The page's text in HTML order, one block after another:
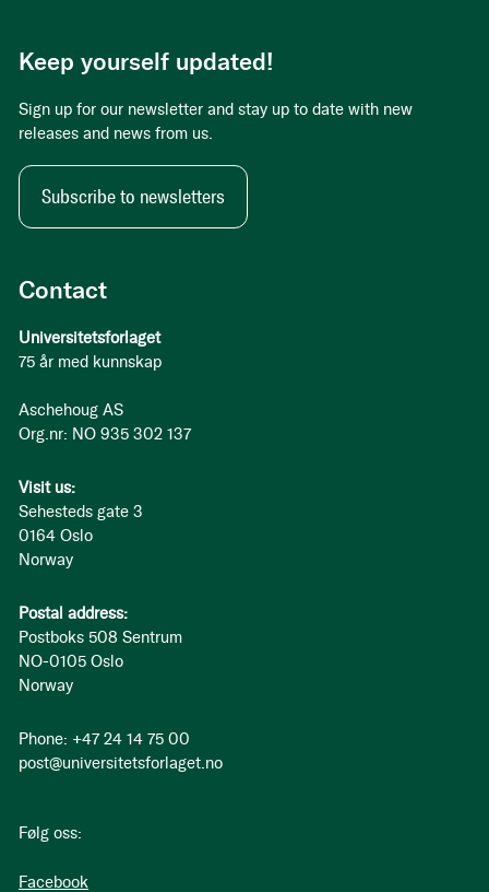
Contact
Universitetsforlaget
75 år med kunnskap
Aschehoug AS
Org.nr: NO 935 302 137
Visit us:
Sehesteds gate 3
0164 Oslo
Norway
Postal address:
Postboks 508 Sentrum
NO-0105 Oslo
Norway
Phone: +47 24 14 75 00
post@universitetsforlaget.no
Følg oss:
Facebook
Keep yourself updated!
Sign up for our newsletter and stay up to date with new
releases and news from us.
Subscribe to newsletters